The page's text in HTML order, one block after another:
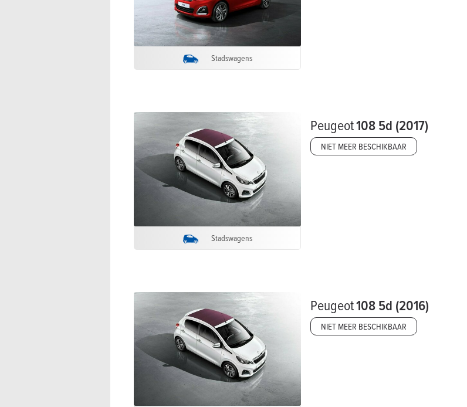
Stadswagens
Stadswagens
Peugeot108 5d (2017)
NIET MEER BESCHIKBAAR
Peugeot108 5d (2016)
NIET MEER BESCHIKBAAR